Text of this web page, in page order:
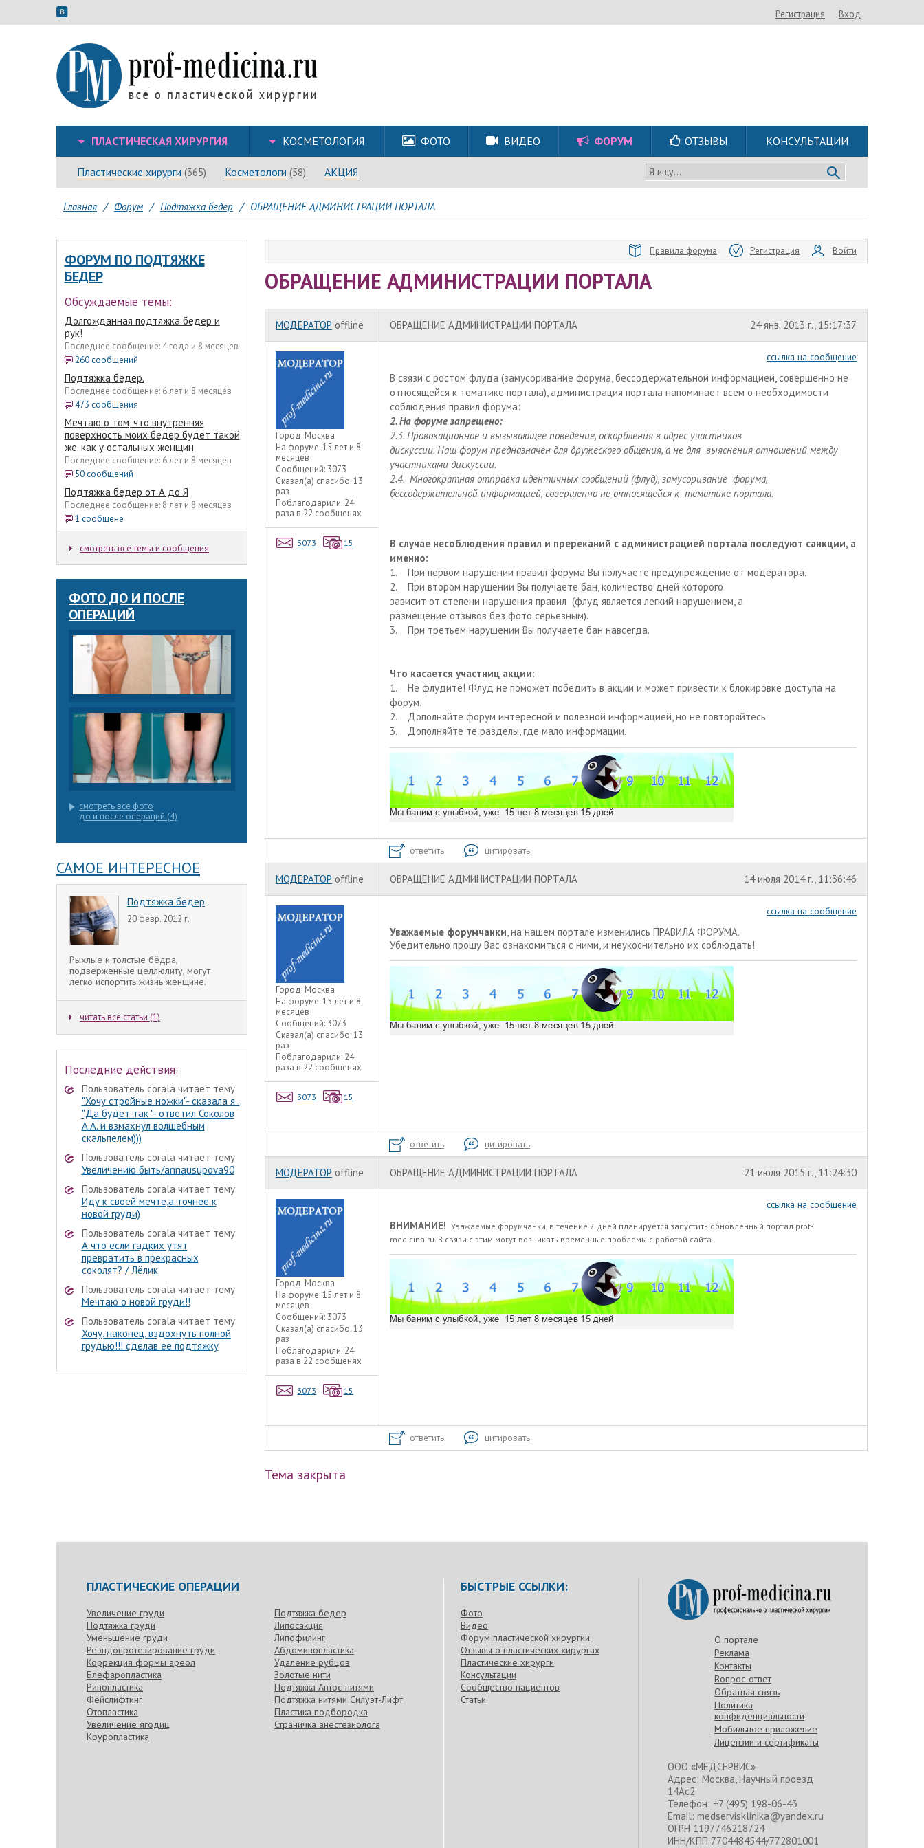
Регистрация Вход
ПЛАСТИЧЕСКАЯ ХИРУРГИЯ КОСМЕТОЛОГИЯ ФОТО ВИДЕО ФОРУМ ОТЗЫВЫ КОНСУЛЬТАЦИИ
Пластические хирурги (365) Косметологи (58) АКЦИЯ Я ищу...
Главная / Форум / Подтяжка бедер / ОБРАЩЕНИЕ АДМИНИСТРАЦИИ ПОРТАЛА
ФОРУМ ПО ПОДТЯЖКЕ
БЕДЕР
Обсуждаемые темы:
Долгожданная подтяжка бедер и
рук!
Последнее сообщение: 4 года и 8 месяцев
260 сообщений
Подтяжка бедер.
Последнее сообщение: 6 лет и 8 месяцев
473 сообщения
Мечтаю о том, что внутренняя
поверхность моих бедер будет такой
же. как у остальных женщин
Последнее сообщение: 6 лет и 8 месяцев
50 сообщений
Подтяжка бедер от А до Я
Последнее сообщение: 8 лет и 8 месяцев
1 сообщене
смотреть все темы и сообщения
ФОТО ДО И ПОСЛЕ
ОПЕРАЦИЙ
смотреть все фото
до и после операций (4)
САМОЕ ИНТЕРЕСНОЕ
Подтяжка бедер
20 февр. 2012 г.
Рыхлые и толстые бёдра,
подверженные целлюлиту, могут
легко испортить жизнь женщине.
читать все статьи (1)
Последние действия:
Пользователь corala читает тему
"Хочу стройные ножки"- сказала я .
"Да будет так "- ответил Соколов
А.А. и взмахнул волшебным
скальпелем)))
Пользователь corala читает тему
Увеличению быть/annausupova90
Пользователь corala читает тему
Иду к своей мечте,а точнее к
новой груди)
Пользователь corala читает тему
А что если гадких утят
превратить в прекрасных
соколят? / Лёлик
Пользователь corala читает тему
Мечтаю о новой груди!!
Пользователь corala читает тему
Хочу, наконец, вздохнуть полной
грудью!!! сделав ее подтяжку
Правила форума Регистрация Войти
ОБРАЩЕНИЕ АДМИНИСТРАЦИИ ПОРТАЛА
МОДЕРАТОР offline ОБРАЩЕНИЕ АДМИНИСТРАЦИИ ПОРТАЛА 24 янв. 2013 г., 15:17:37
Город: Москва
На форуме:15 лет и 8
месяцев
Сообщений: 3073
Сказал(а) спасибо:13
раз
Поблагодарили: 24
раза в 22 сообщенях
3073 15
ссылка на сообщение
В связи с ростом флуда (замусоривание форума, бессодержательной информацией, совершенно не
относящейся к тематике портала), администрация портала напоминает всем о необходимости
соблюдения правил форума:
2. На форуме запрещено:
2.3. Провокационное и вызывающее поведение, оскорбления в адрес участников
дискуссии. Наш форум предназначен для дружеского общения, а не для выяснения отношений между
участниками дискуссии.
2.4. Многократная отправка идентичных сообщений (флуд), замусоривание форума,
бессодержательной информацией, совершенно не относящейся к тематике портала.
В случае несоблюдения правил и пререканий с администрацией портала последуют санкции, а
именно:
1. При первом нарушении правил форума Вы получаете предупреждение от модератора.
2. При втором нарушении Вы получаете бан, количество дней которого
зависит от степени нарушения правил (флуд является легкий нарушением, а
размещение отзывов без фото серьезным).
3. При третьем нарушении Вы получаете бан навсегда.
Что касается участниц акции:
1. Не флудите! Флуд не поможет победить в акции и может привести к блокировке доступа на
форум.
2. Дополняйте форум интересной и полезной информацией, но не повторяйтесь.
3. Дополняйте те разделы, где мало информации.
ответить цитировать
МОДЕРАТОР offline ОБРАЩЕНИЕ АДМИНИСТРАЦИИ ПОРТАЛА 14 июля 2014 г., 11:36:46
Город: Москва
На форуме:15 лет и 8
месяцев
Сообщений: 3073
Сказал(а) спасибо:13
раз
Поблагодарили: 24
раза в 22 сообщенях
3073 15
ссылка на сообщение
Уважаемые форумчанки, на нашем портале изменились ПРАВИЛА ФОРУМА.
Убедительно прошу Вас ознакомиться с ними, и неукоснительно их соблюдать!
ответить цитировать
МОДЕРАТОР offline ОБРАЩЕНИЕ АДМИНИСТРАЦИИ ПОРТАЛА 21 июля 2015 г., 11:24:30
Город: Москва
На форуме:15 лет и 8
месяцев
Сообщений: 3073
Сказал(а) спасибо:13
раз
Поблагодарили: 24
раза в 22 сообщенях
3073 15
ссылка на сообщение
ВНИМАНИЕ! Уважаемые форумчанки, в течение 2 дней планируется запустить обновленный портал prof-
medicina.ru. В связи с этим могут возникать временные проблемы с работой сайта.
ответить цитировать
Тема закрыта
ПЛАСТИЧЕСКИЕ ОПЕРАЦИИ
Увеличение груди
Подтяжка груди
Уменьшение груди
Реэндопротезирование груди
Коррекция формы ареол
Блефаропластика
Ринопластика
Фейслифтинг
Отопластика
Увеличение ягодиц
Круропластика
Подтяжка бедер
Липосакция
Липофилинг
Абдоминопластика
Удаление рубцов
Золотые нити
Подтяжка Аптос-нитями
Подтяжка нитями Силуэт-Лифт
Пластика подбородка
Страничка анестезиолога
БЫСТРЫЕ ССЫЛКИ:
Фото
Видео
Форум пластической хирургии
Отзывы о пластических хирургах
Пластические хирурги
Консультации
Сообщество пациентов
Статьи
О портале
Реклама
Контакты
Вопрос-ответ
Обратная связь
Политика
конфиденциальности
Мобильное приложение
Лицензии и сертификаты
ООО «МЕДСЕРВИС»
Адрес: Москва, Научный проезд
14Ас2
Телефон: +7 (495) 198-06-43
Email: medservisklinika@yandex.ru
ОГРН 1197746218724
ИНН/КПП 7704484544/772801001